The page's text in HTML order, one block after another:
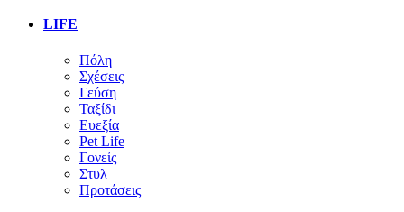
LIFE
Πόλη
Σχέσεις
Γεύση
Ταξίδι
Ευεξία
Pet Life
Γονείς
Στυλ
Προτάσεις